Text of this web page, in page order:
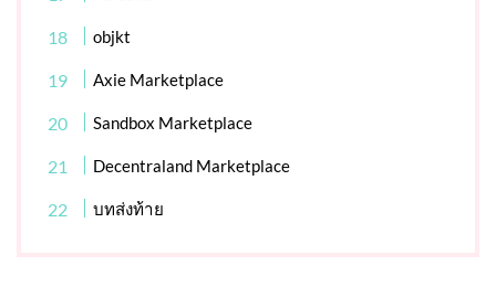
objkt
Axie Marketplace
Sandbox Marketplace
Decentraland Marketplace
บทส่งท้าย